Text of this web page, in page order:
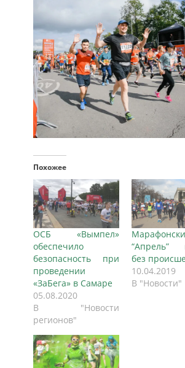
Похожее
ОСБ «Вымпел»
обеспечило
безопасность при
проведении
«ЗаБега» в Самаре
05.08.2020
В "Новости
регионов"
“Апрель”
без
10.04.2019
В "Новости"